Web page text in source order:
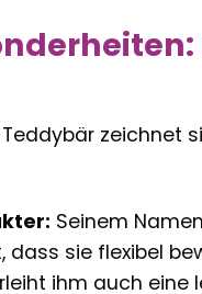
zeichnet
Seinem
dass sie flexibel
ihm auch eine